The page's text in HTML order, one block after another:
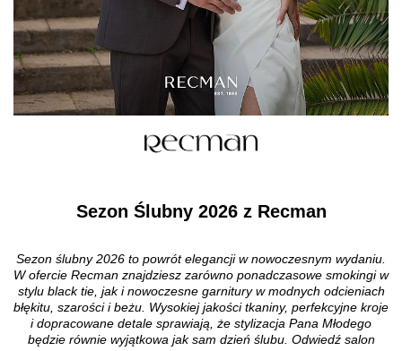
Sezon Ślubny 2026 z Recman
Sezon ślubny 2026 to powrót elegancji w nowoczesnym wydaniu.
W ofercie Recman znajdziesz zarówno ponadczasowe smokingi w
stylu black tie, jak i nowoczesne garnitury w modnych odcieniach
błękitu, szarości i beżu. Wysokiej jakości tkaniny, perfekcyjne kroje
i dopracowane detale sprawiają, że stylizacja Pana Młodego
będzie równie wyjątkowa jak sam dzień ślubu. Odwiedź salon